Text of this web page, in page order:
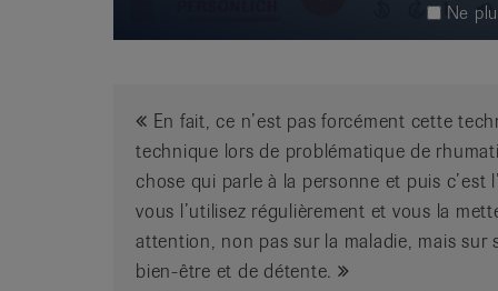
Ne
En fait, ce n’est pas forcément cette
technique lors de problématique de
chose qui parle à la personne et puis c’est
vous l’utilisez régulièrement et vous la
attention, non pas sur la maladie, mais
bien-être et de détente.